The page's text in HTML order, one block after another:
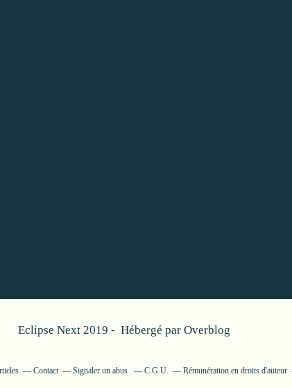
Eclipse Next 2019 - Hébergé par Overblog
Contact Signaler un abus C.G.U. Rémunération en droits d'auteur